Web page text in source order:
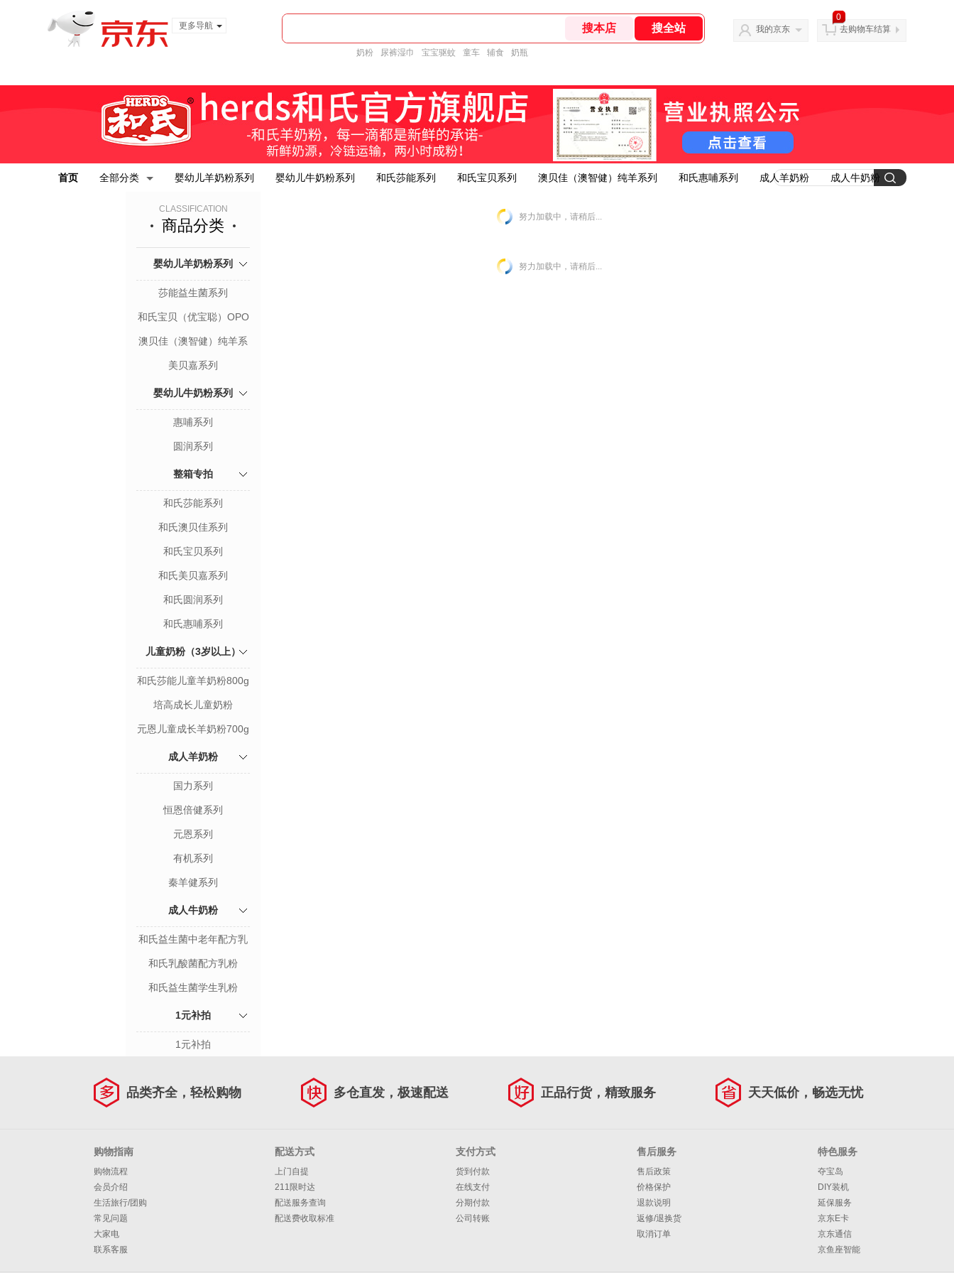
更多导航
奶粉 尿裤湿巾 宝宝驱蚊 童车 辅食 奶瓶
我的京东
0
去购物车结算
首页 全部分类 婴幼儿羊奶粉系列 婴幼儿牛奶粉系列 和氏莎能系列 和氏宝贝系列 澳贝佳（澳智健）纯羊系列 和氏惠哺系列 成人羊奶粉 成人牛奶粉
CLASSIFICATION
商品分类
婴幼儿羊奶粉系列
莎能益生菌系列
和氏宝贝（优宝聪）OPO
澳贝佳（澳智健）纯羊系
列
美贝嘉系列
婴幼儿牛奶粉系列
惠哺系列
圆润系列
整箱专拍
和氏莎能系列
和氏澳贝佳系列
和氏宝贝系列
和氏美贝嘉系列
和氏圆润系列
和氏惠哺系列
儿童奶粉（3岁以上）
和氏莎能儿童羊奶粉800g
培高成长儿童奶粉
元恩儿童成长羊奶粉700g
成人羊奶粉
国力系列
恒恩倍健系列
元恩系列
有机系列
秦羊健系列
成人牛奶粉
和氏益生菌中老年配方乳
粉
和氏乳酸菌配方乳粉
和氏益生菌学生乳粉
1元补拍
1元补拍
努力加载中，请稍后...
努力加载中，请稍后...
品类齐全，轻松购物 多仓直发，极速配送 正品行货，精致服务 天天低价，畅选无忧
购物指南
购物流程
会员介绍
生活旅行/团购
常见问题
大家电
联系客服
配送方式
上门自提
211限时达
配送服务查询
配送费收取标准
支付方式
货到付款
在线支付
分期付款
公司转账
售后服务
售后政策
价格保护
退款说明
返修/退换货
取消订单
特色服务
夺宝岛
DIY装机
延保服务
京东E卡
京东通信
京鱼座智能